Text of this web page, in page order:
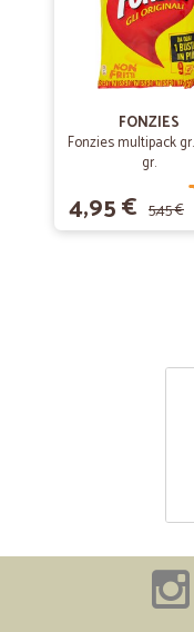
FONZIES
Fonzies multipack
gr.
4,95 € 5,45 €